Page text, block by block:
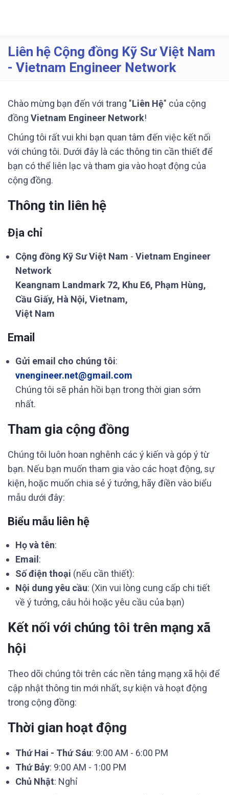
Liên hệ Cộng đồng Kỹ Sư Việt Nam
- Vietnam Engineer Network
Chào mừng bạn đến với trang "Liên Hệ" của cộng
đồng Vietnam Engineer Network!
Chúng tôi rất vui khi bạn quan tâm đến việc kết nối
với chúng tôi. Dưới đây là các thông tin cần thiết để
bạn có thể liên lạc và tham gia vào hoạt động của
cộng đồng.
Thông tin liên hệ
Địa chỉ
Cộng đồng Kỹ Sư Việt Nam - Vietnam Engineer
Network
Keangnam Landmark 72, Khu E6, Phạm Hùng,
Cầu Giấy, Hà Nội, Vietnam,
Việt Nam
Email
Gửi email cho chúng tôi:
vnengineer.net@gmail.com
Chúng tôi sẽ phản hồi bạn trong thời gian sớm
nhất.
Tham gia cộng đồng
Chúng tôi luôn hoan nghênh các ý kiến và góp ý từ
bạn. Nếu bạn muốn tham gia vào các hoạt động, sự
kiện, hoặc muốn chia sẻ ý tưởng, hãy điền vào biểu
mẫu dưới đây:
Biểu mẫu liên hệ
Họ và tên:
Email :
Số điện thoại (nếu cần thiết):
Nội dung yêu cầu: (Xin vui lòng cung cấp chi tiết
về ý tưởng, câu hỏi hoặc yêu cầu của bạn)
Kết nối với chúng tôi trên mạng xã
hội
Theo dõi chúng tôi trên các nền tảng mạng xã hội để
cập nhật thông tin mới nhất, sự kiện và hoạt động
trong cộng đồng:
Thời gian hoạt động
Thứ Hai - Thứ Sáu: 9:00 AM - 6:00 PM
Thứ Bảy: 9:00 AM - 1:00 PM
Chủ Nhật: Nghỉ